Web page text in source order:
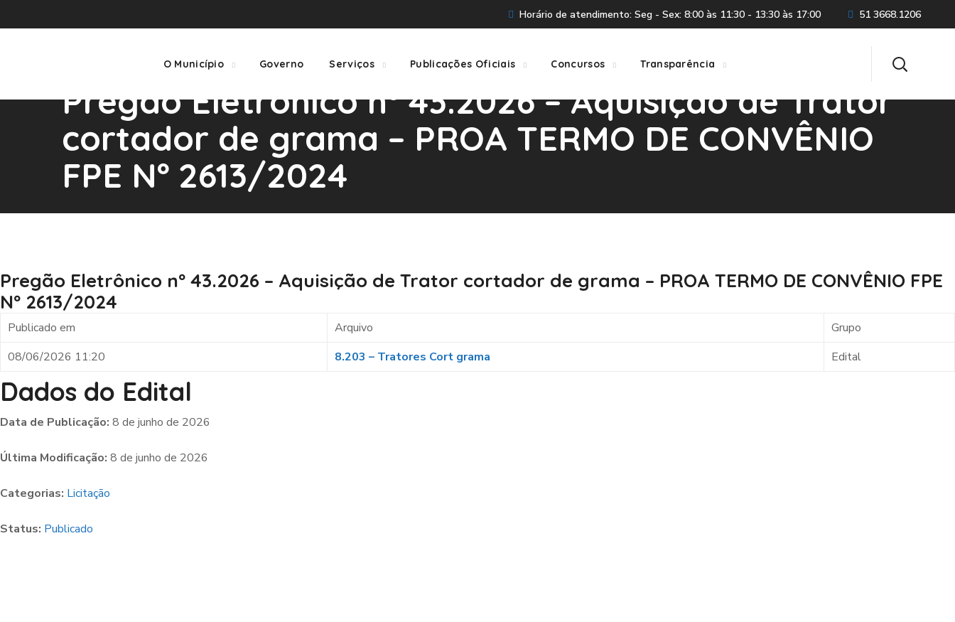
Horário de atendimento: Seg - Sex: 8:00 às 11:30 - 13:30 às 17:00 51 3668.1206
O Município Governo Serviços Publicações Oficiais Concursos Transparência
Pregão Eletrônico nº 43.2026 – Aquisição de Trator
cortador de grama – PROA TERMO DE CONVÊNIO
FPE Nº 2613/2024
Pregão Eletrônico nº 43.2026 – Aquisição de Trator cortador de grama – PROA TERMO DE CONVÊNIO FPE
Nº 2613/2024
Publicado em Arquivo
Grupo
08/06/2026 11:20
8.203 – Tratores Cort grama Edital
Dados do Edital
Data de Publicação: 8 de junho de 2026
Última Modificação: 8 de junho de 2026
Categorias: Licitação
Status: Publicado